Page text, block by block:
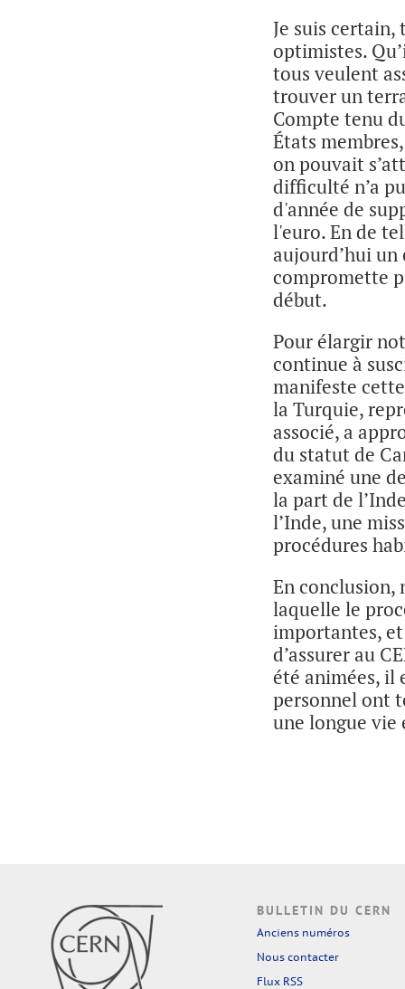
Je suis certain,
optimistes.
tous veulent
trouver un
Compte tenu
États
on pouvait
difficulté n’a
d'année de
l'euro. En de
aujourd’hui un
compromette
début.
Pour élargir
continue à
manifeste
la Turquie,
associé, a
du statut de
examiné une
la part de
l’Inde, une
procédures
En conclusion,
laquelle le
importantes,
d’assurer au
été animées, il
personnel ont
une longue
BULLETIN DU CERN
Anciens numéros
Nous contacter
Flux RSS